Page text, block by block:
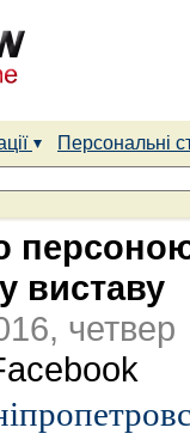
Персональні
виставу
четвер